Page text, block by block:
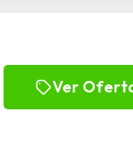
Ver